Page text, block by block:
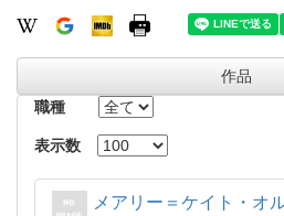
作品
職種
表示数
メアリー＝ケイト・オ